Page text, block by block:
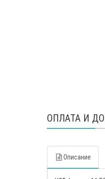
ОПЛАТА И
Описание